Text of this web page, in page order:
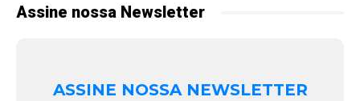
Assine nossa Newsletter
ASSINE NOSSA NEWSLETTER